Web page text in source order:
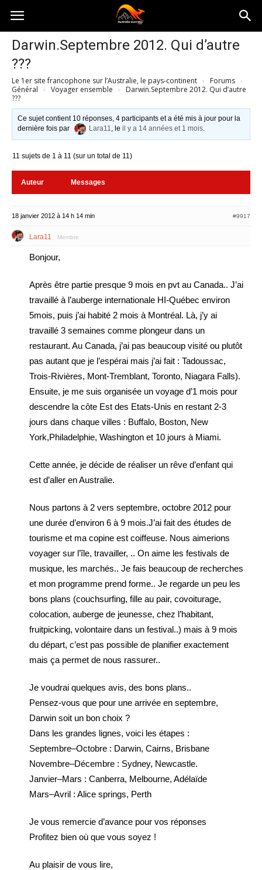
Australia-
australie.com
Darwin.Septembre 2012. Qui d’autre
???
Le 1er site francophone sur l’Australie, le pays-continent › Forums ›
Général › Voyager ensemble ›
Darwin.Septembre 2012. Qui d’autre
???
Ce sujet contient 10 réponses, 4 participants et a été mis à jour pour la
dernière fois par
Lara11, leil y a 14 années et 1 mois.
11 sujets de 1 à 11 (sur un total de 11)
Auteur Messages
18 janvier 2012 à 14 h 14 min #9917
Lara11 Membre
Bonjour,
Après être partie presque 9 mois en pvt au Canada.. J’ai
travaillé à l’auberge internationale HI-Québec environ
5mois, puis j’ai habité 2 mois à Montréal. Là, j’y ai
travaillé 3 semaines comme plongeur dans un
restaurant. Au Canada, j’ai pas beaucoup visité ou plutôt
pas autant que je l’espérai mais j’ai fait : Tadoussac,
Trois-Rivières, Mont-Tremblant, Toronto, Niagara Falls).
Ensuite, je me suis organisée un voyage d’1 mois pour
descendre la côte Est des Etats-Unis en restant 2-3
jours dans chaque villes : Buffalo, Boston, New
York,Philadelphie, Washington et 10 jours à Miami.
Cette année, je décide de réaliser un rêve d’enfant qui
est d’aller en Australie.
Nous partons à 2 vers septembre, octobre 2012 pour
une durée d’environ 6 à 9 mois.J’ai fait des études de
tourisme et ma copine est coiffeuse. Nous aimerions
voyager sur l’île, travailler, .. On aime les festivals de
musique, les marchés.. Je fais beaucoup de recherches
et mon programme prend forme.. Je regarde un peu les
bons plans (couchsurfing, fille au pair, covoiturage,
colocation, auberge de jeunesse, chez l’habitant,
fruitpicking, volontaire dans un festival..) mais à 9 mois
du départ, c’est pas possible de planifier exactement
mais ça permet de nous rassurer..
Je voudrai quelques avis, des bons plans..
Pensez-vous que pour une arrivée en septembre,
Darwin soit un bon choix ?
Dans les grandes lignes, voici les étapes :
Septembre–Octobre : Darwin, Cairns, Brisbane
Novembre–Décembre : Sydney, Newcastle.
Janvier–Mars : Canberra, Melbourne, Adélaïde
Mars–Avril : Alice springs, Perth
Je vous remercie d’avance pour vos réponses
Profitez bien où que vous soyez !
Au plaisir de vous lire,